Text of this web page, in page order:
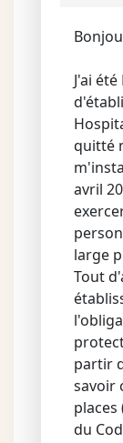
J'ai
quitté
avril
large
Tout
partir
savoir
places
du